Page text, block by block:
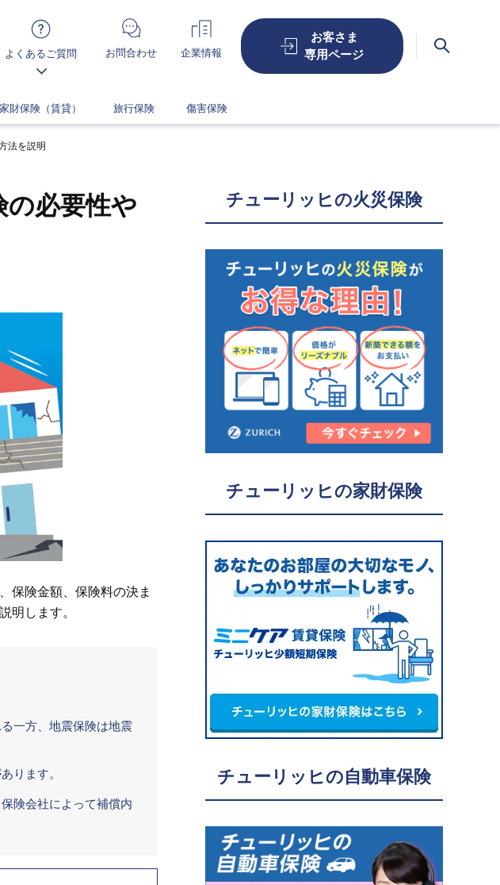
よくあるご質問 お問合わせ 企業情報
お客さま
専用ページ
家財保険（賃貸） 旅行保険 傷害保険
法を説明
の必要性や
保険金額、保険料の決ま
明します。
一方、地震保険は地震
ります。
険会社によって補償内
チューリッヒの火災保険
チューリッヒの家財保険
チューリッヒの自動車保険